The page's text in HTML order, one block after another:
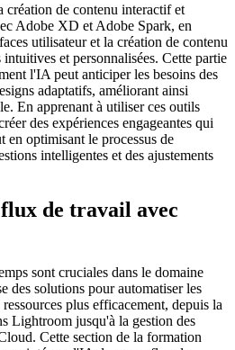
de contenu interactif et
Adobe XD et Adobe Spark, en
utilisateur et la création de contenu
et personnalisées. Cette partie
l'IA peut anticiper les besoins des
adaptatifs, améliorant ainsi
En apprenant à utiliser ces outils
des expériences engageantes qui
en optimisant le processus de
intelligentes et des ajustements
de travail avec
sont cruciales dans le domaine
des solutions pour automatiser les
plus efficacement, depuis la
Lightroom jusqu'à la gestion des
Cette section de la formation